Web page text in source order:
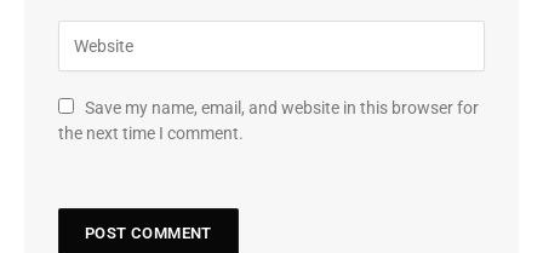
Save my name, email, and website in this browser for
the next time I comment.